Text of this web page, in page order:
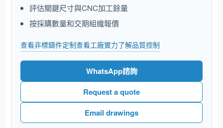
評估關鍵尺寸與CNC加工餘量
按採購數量和交期組織報價
查看非標鑄件定制查看工廠實力了解品質控制
WhatsApp諮詢
Request a quote
Email drawings